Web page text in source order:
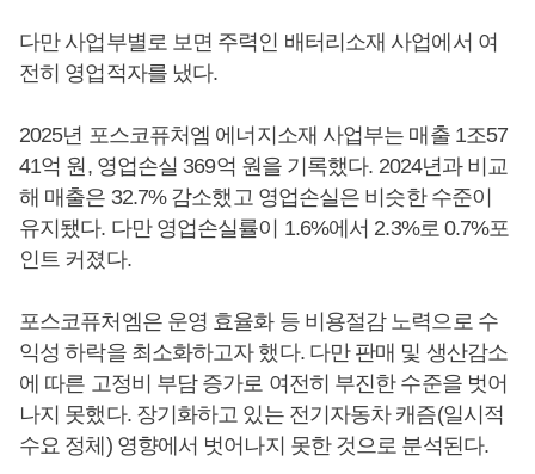
다만 사업부별로 보면 주력인 배터리소재 사업에서 여
전히 영업적자를 냈다.
2025년 포스코퓨처엠 에너지소재 사업부는 매출 1조57
41억 원, 영업손실 369억 원을 기록했다. 2024년과 비교
해 매출은 32.7% 감소했고 영업손실은 비슷한 수준이
유지됐다. 다만 영업손실률이 1.6%에서 2.3%로 0.7%포
인트 커졌다.
포스코퓨처엠은 운영 효율화 등 비용절감 노력으로 수
익성 하락을 최소화하고자 했다. 다만 판매 및 생산감소
에 따른 고정비 부담 증가로 여전히 부진한 수준을 벗어
나지 못했다. 장기화하고 있는 전기자동차 캐즘(일시적
수요 정체) 영향에서 벗어나지 못한 것으로 분석된다.